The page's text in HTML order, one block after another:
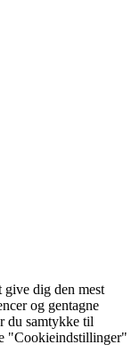
give dig den mest
og gentagne
du samtykke til
"Cookieindstillinger"